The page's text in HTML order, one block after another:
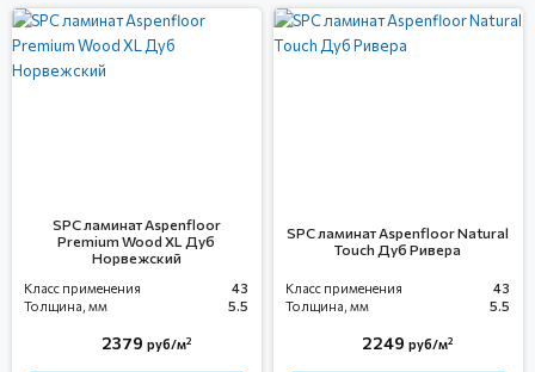
SPC ламинат Aspenfloor
Premium Wood XL Дуб
Норвежский
Класс применения
43
Толщина, мм
5.5
2379 руб/м2
SPC ламинат Aspenfloor Natural
Touch Дуб Ривера
Класс применения
43
Толщина, мм
5.5
2249 руб/м2